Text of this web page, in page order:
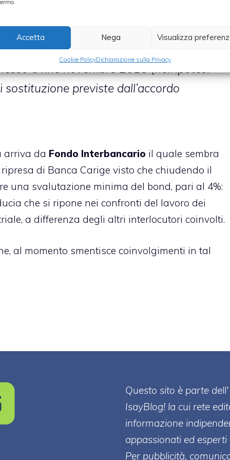
Accetta Nega Visualizza
Cookie PolicyDichiarazione sulla Privacy
dello stock di credito deteriorato fino
un livello da best practice di sistema (e
crediti lordo) e l’integrale rimborso
a fine novembre 2018 (nell’ipotesi
previste dall’accordo
arriva da Fondo Interbancario il quale sembra
di Banca Carige visto che chiudendo il
una svalutazione minima del bond, pari al 4%:
che si ripone nei confronti del lavoro dei
a differenza degli altri interlocutori coinvolti.
al momento smentisce coinvolgimenti in tal
Questo sito è parte
IsayBlog! la cui rete
informazione
appassionati ed esperti
Per pubblicità,